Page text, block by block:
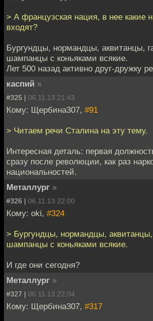
> А французская нация, в нее какие
входят?
Бургундцы, нормандцы, аквитанцы,
шампанцы с коньяками всякие.
Лет 500 назад активно друг-дружку
каспий »
#325 | 06.11.13 21:43
Кому: Щербина307, #91
> Читаем речи Сталина на эту тему.
Интересная деталь: первая
сразу после революции, как раз
национальностей.
Металлург »
#326 | 06.11.13 22:00
Кому: oki, #324
> Бургундцы, нормандцы,
шампанцы с коньяками всякие.
И где они сегодня?
Металлург »
#327 | 06.11.13 22:04
Кому: Щербина307, #317